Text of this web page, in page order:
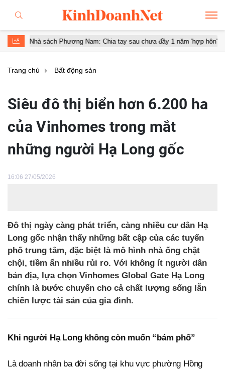
Phương Nam: Chia tay sau chưa đầy 1 năm 'hợp hôn' Diễn
Trang chủ Bất động sản
Siêu đô thị biển hơn 6.200 ha
của Vinhomes trong mắt
những người Hạ Long gốc
16:06 27/05/2026
Đô thị ngày càng phát triển, càng nhiều cư dân Hạ
Long gốc nhận thấy những bất cập của các tuyến
phố trung tâm, đặc biệt là mô hình nhà ống chật
chội, tiềm ẩn nhiều rủi ro. Với không ít người dân
bản địa, lựa chọn Vinhomes Global Gate Hạ Long
chính là bước chuyển cho cả chất lượng sống lẫn
chiến lược tài sản của gia đình.
Khi người Hạ Long không còn muốn “bám phố”
Là doanh nhân ba đời sống tại khu vực phường Hồng